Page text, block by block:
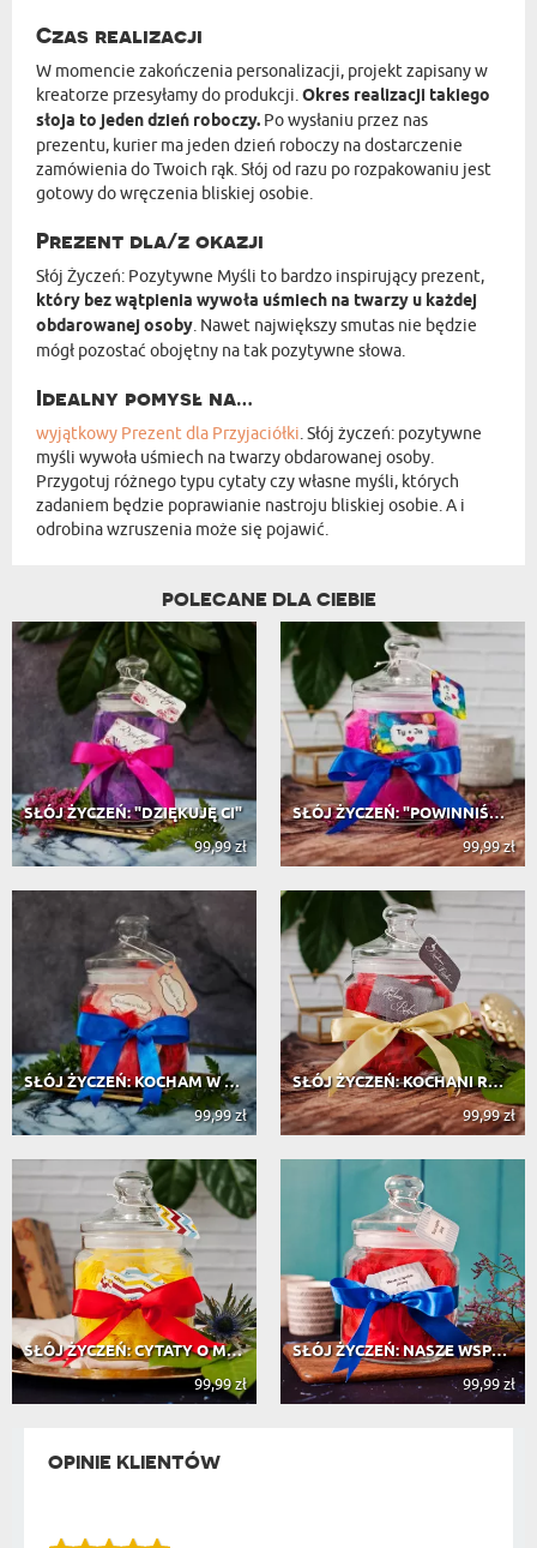
Czas realizacji
W momencie zakończenia personalizacji, projekt zapisany w
kreatorze przesyłamy do produkcji.Okres realizacji takiego
słoja to jeden dzień roboczy. Po wysłaniu przez nas
prezentu, kurier ma jeden dzień roboczy na dostarczenie
zamówienia do Twoich rąk. Słój od razu po rozpakowaniu jest
gotowy do wręczenia bliskiej osobie.
Prezent dla/z okazji
Słój Życzeń: Pozytywne Myśli to bardzo inspirujący prezent,
który bez wątpienia wywoła uśmiech na twarzy u każdej
obdarowanej osoby. Nawet największy smutas nie będzie
mógł pozostać obojętny na tak pozytywne słowa.
Idealny pomysł na…
wyjątkowy Prezent dla Przyjaciółki. Słój życzeń: pozytywne
myśli wywoła uśmiech na twarzy obdarowanej osoby.
Przygotuj różnego typu cytaty czy własne myśli, których
zadaniem będzie poprawianie nastroju bliskiej osobie. A i
odrobina wzruszenia może się pojawić.
POLECANE DLA CIEBIE
SŁÓJ ŻYCZEŃ: "DZIĘKUJĘ CI"
99,99 zł
SŁÓJ ŻYCZEŃ: "POWINNIŚMY BYĆ RAZEM"
99,99 zł
SŁÓJ ŻYCZEŃ: KOCHAM W TOBIE
99,99 zł
SŁÓJ ŻYCZEŃ: KOCHANI RODZICE
99,99 zł
SŁÓJ ŻYCZEŃ: CYTATY O MIŁOŚCI
99,99 zł
SŁÓJ ŻYCZEŃ: NASZE WSPÓLNE PLANY
99,99 zł
OPINIE KLIENTÓW